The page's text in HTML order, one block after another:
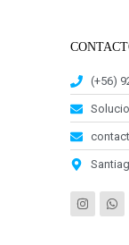
(+56)